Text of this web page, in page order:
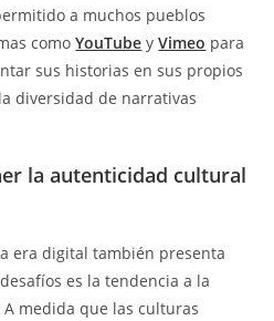
a muchos pueblos
comoYouTube yVimeo para
sus historias en sus propios
diversidad de narrativas
la autenticidad cultural
era digital también presenta
es la tendencia a la
medida que las culturas